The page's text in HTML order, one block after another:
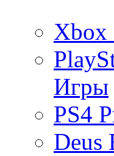
Xbox
Игры
PS4
Deus